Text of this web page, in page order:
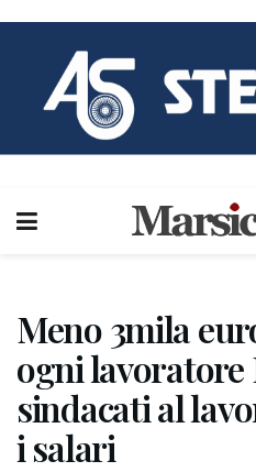
Meno 3mila
ogni lavoratore
sindacati al
i salari